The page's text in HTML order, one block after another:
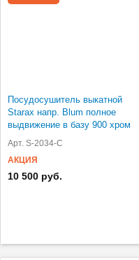
Посудосушитель выкатной
Starax напр. Blum полное
выдвижение в базу 900 хром
Арт. S-2034-C
АКЦИЯ
10 500 руб.